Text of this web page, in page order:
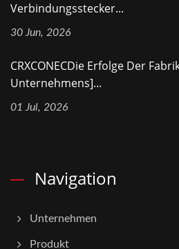
Verbindungsstecker...
30 Jun, 2026
CRXCONECDie Erfolge Der
Unternehmens]...
01 Jul, 2026
Navigation
Unternehmen
Produkt